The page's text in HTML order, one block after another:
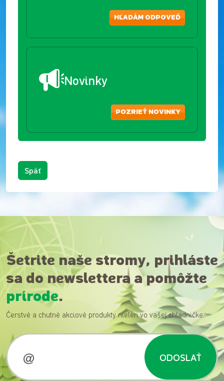
HĽADÁM ODPOVEĎ
Novinky
POZRIEŤ NOVINKY
Späť
Šetrite naše stromy, prihláste
sa do newslettera a pomôžte
prírode.
Čerstvé a chutné akciové produkty nielen vo vašej chladničke.
ODOSLAŤ